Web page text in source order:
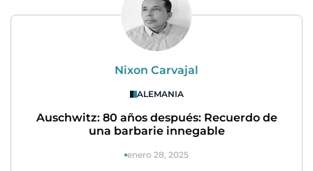
Nixon Carvajal
ALEMANIA
Auschwitz: 80 años después: Recuerdo de
una barbarie innegable
enero 28, 2025